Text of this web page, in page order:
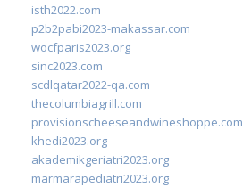
isth2022.com
p2b2pabi2023-makassar.com
wocfparis2023.org
sinc2023.com
scdlqatar2022-qa.com
thecolumbiagrill.com
provisionscheeseandwineshoppe.com
khedi2023.org
akademikgeriatri2023.org
marmarapediatri2023.org